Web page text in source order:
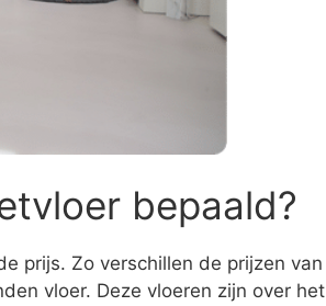
bepaald?
prijs. Zo verschillen de prijzen van
vloer. Deze vloeren zijn over het